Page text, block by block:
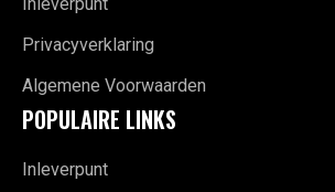
Privacyverklaring
Algemene Voorwaarden
POPULAIRE LINKS
Inleverpunt